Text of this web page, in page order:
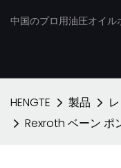
中国のプロ用油圧オイル
HENGTE 製品
Rexroth ベーン ポ